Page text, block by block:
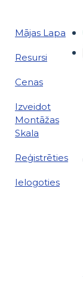
Mājas Lapa
Resursi
Cenas
Izveidot
Montāžas
Skala
Reģistrēties
Ielogoties